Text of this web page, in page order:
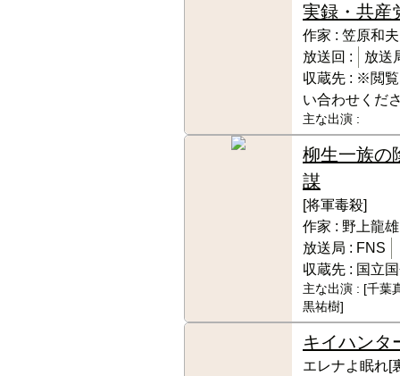
実録・共産
作家 : 笠原和
放送回 :
放送
収蔵先 : ※閲覧
い合わせくだ
主な出演 :
柳生一族の
謀
[将軍毒殺]
作家 : 野上龍雄
放送局 : FNS
収蔵先 : 国立
主な出演 : [千葉
黒祐樹]
キイハンタ
エレナよ眠れ[